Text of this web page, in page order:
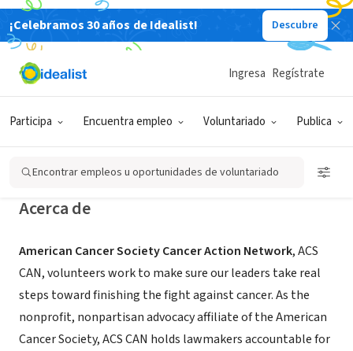
¡Celebramos 30 años de Idealist! Descubre
Participa Encuentra empleo Voluntariado Publica
Ingresa Regístrate
Encontrar empleos u oportunidades de voluntariado
American Cancer Society Cancer
Action Network Tennessee
Nashville, TN|fightcancer.org
Acerca de
American Cancer Society Cancer Action Network, ACS
CAN, volunteers work to make sure our leaders take real
steps toward finishing the fight against cancer. As the
nonprofit, nonpartisan advocacy affiliate of the American
Cancer Society, ACS CAN holds lawmakers accountable for